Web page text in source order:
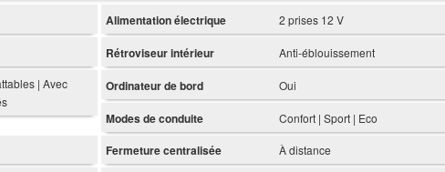
Alimentation électrique 2 prises 12 V
Rétroviseur intérieur Anti-éblouissement
| Avec
Ordinateur de bord Oui
Modes de conduite Confort | Sport | Eco
Fermeture centralisée À distance